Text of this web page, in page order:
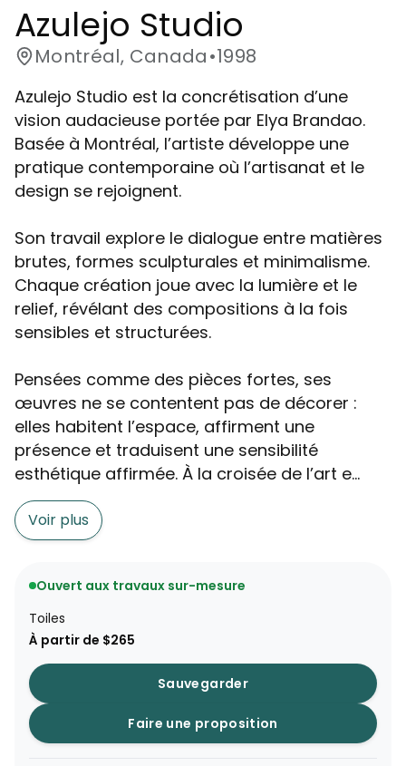
Azulejo Studio
Montréal, Canada•1998
Azulejo Studio est la concrétisation d’une
vision audacieuse portée par Elya Brandao.
Basée à Montréal, l’artiste développe une
pratique contemporaine où l’artisanat et le
design se rejoignent.
Son travail explore le dialogue entre matières
brutes, formes sculpturales et minimalisme.
Chaque création joue avec la lumière et le
relief, révélant des compositions à la fois
sensibles et structurées.
Pensées comme des pièces fortes, ses
œuvres ne se contentent pas de décorer :
elles habitent l’espace, affirment une
présence et traduisent une sensibilité
esthétique affirmée. À la croisée de l’art e...
Voir plus
Ouvert aux travaux sur-mesure
Toiles
À partir de $265
Sauvegarder
Faire une proposition